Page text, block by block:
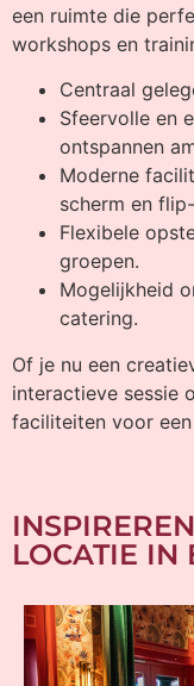
een ruimte die
workshops en
Centraal
Sfeervolle en
ontspannen
Moderne
scherm en
Flexibele
groepen.
Mogelijkheid
catering.
Of je nu een
interactieve sessie
faciliteiten voor
LOCATIE IN